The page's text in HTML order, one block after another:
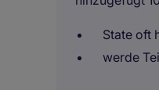
State oft
werde